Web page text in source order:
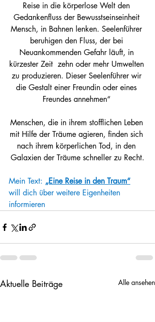
Reise in die körperlose Welt den
Gedankenfluss der Bewusstseinseinheit
Mensch, in Bahnen lenken. Seelenführer
beruhigen den Fluss, der bei
Neuankommenden Gefahr läuft, in
kürzester Zeit  zehn oder mehr Umwelten
zu produzieren. Dieser Seelenführer wir
die Gestalt einer Freundin oder eines
Freundes annehmen“
Menschen, die in ihrem stofflichen Leben
mit Hilfe der Träume agieren, finden sich
nach ihrem körperlichen Tod, in den
Galaxien der Träume schneller zu Recht.
Mein Text: „Eine Reise in den Traum“
will dich über weitere Eigenheiten
informieren
Aktuelle Beiträge Alle ansehen